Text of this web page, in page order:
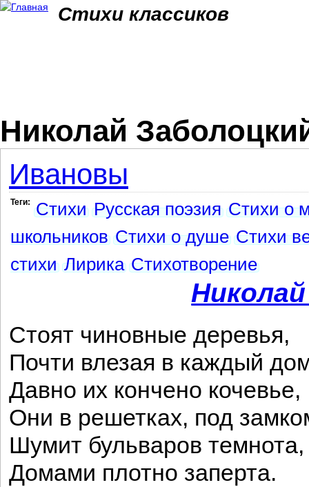
Стихи классиков
Николай
Ивановы
Теги: Стихи Русская поэзия Стихи о
школьников Стихи о душе Стихи
стихи Лирика Стихотворение
Стоят чиновные деревья,
Почти влезая в каждый
Давно их кончено кочевье,
Они в решетках, под
Шумит бульваров темнота,
Домами плотно заперта.